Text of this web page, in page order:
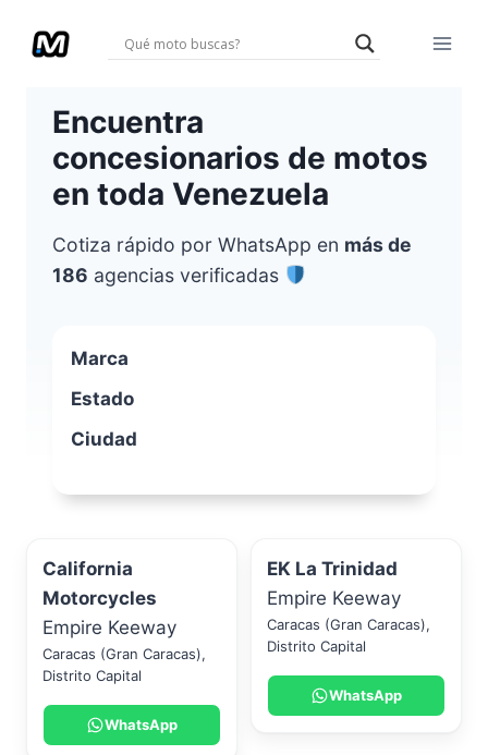
Encuentra
concesionarios de motos
en toda Venezuela
Cotiza rápido por WhatsApp en más de
186 agencias verificadas
Marca
Estado
Ciudad
California
Motorcycles
Empire Keeway
Caracas (Gran Caracas),
Distrito Capital
WhatsApp
EK La Trinidad
Empire Keeway
Caracas (Gran Caracas),
Distrito Capital
WhatsApp